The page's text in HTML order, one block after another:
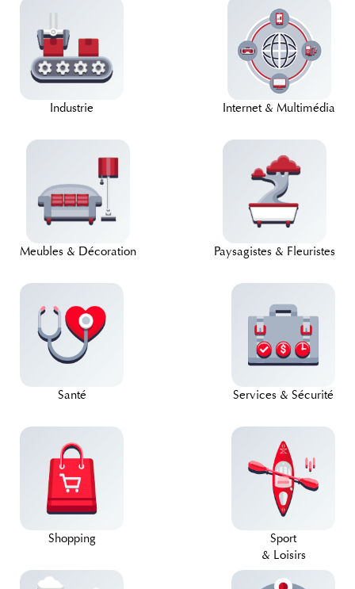
Industrie Internet & Multimédia
Meubles & Décoration Paysagistes & Fleuristes
Santé Services & Sécurité
Shopping
Sport
& Loisirs